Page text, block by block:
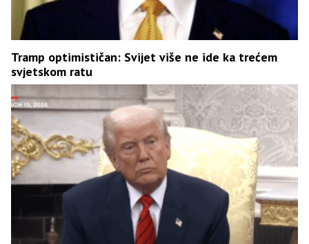
Tramp optimističan: Svijet više ne ide ka trećem
svjetskom ratu